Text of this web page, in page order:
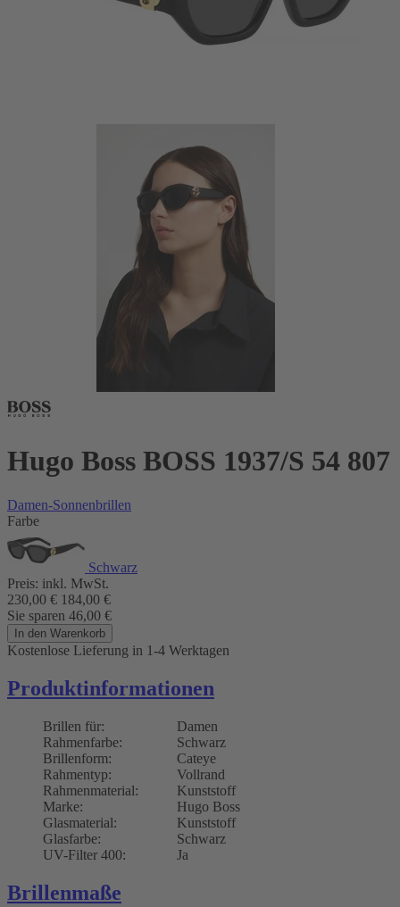
Hugo Boss BOSS 1937/S 54 807
Damen-Sonnenbrillen
Farbe
Schwarz
Preis: inkl. MwSt.
230,00 € 184,00 €
Sie sparen 46,00 €
In den Warenkorb
Kostenlose Lieferung in 1-4 Werktagen
Produktinformationen
Brillen für:
Damen
Rahmenfarbe:
Schwarz
Brillenform:
Cateye
Rahmentyp:
Vollrand
Rahmenmaterial:
Kunststoff
Marke:
Hugo Boss
Glasmaterial:
Kunststoff
Glasfarbe:
Schwarz
UV-Filter 400:
Ja
Brillenmaße